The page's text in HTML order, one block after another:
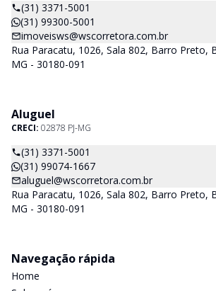
(31) 3371-5001
(31) 99300-5001
imoveisws@wscorretora.com.br
Rua Paracatu, 1026, Sala 802, Barro Preto,
MG - 30180-091
Aluguel
CRECI: 02878 PJ-MG
(31) 3371-5001
(31) 99074-1667
aluguel@wscorretora.com.br
Rua Paracatu, 1026, Sala 802, Barro Preto,
MG - 30180-091
Navegação rápida
Home